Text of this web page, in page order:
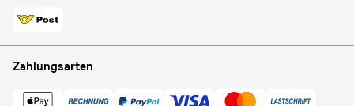
Zahlungsarten